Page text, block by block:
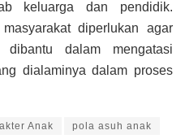
keluarga dan pendidik.
diperlukan agar
dalam mengatasi
dialaminya dalam proses
Anak pola asuh anak